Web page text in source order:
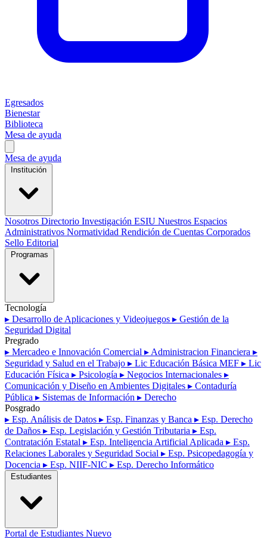
Egresados
Bienestar
Biblioteca
Mesa de ayuda
Mesa de ayuda
Nosotros Directorio Investigación ESIU Nuestros Espacios
Administrativos Normatividad Rendición de Cuentas Corporados
Sello Editorial
Tecnología
▸ Desarrollo de Aplicaciones y Videojuegos ▸ Gestión de la
Seguridad Digital
Pregrado
▸ Mercadeo e Innovación Comercial ▸ Administracion Financiera ▸
Seguridad y Salud en el Trabajo ▸ Lic Educación Básica MEF ▸ Lic
Educación Física ▸ Psicología ▸ Negocios Internacionales ▸
Comunicación y Diseño en Ambientes Digitales ▸ Contaduría
Pública ▸ Sistemas de Información ▸ Derecho
Posgrado
▸ Esp. Análisis de Datos ▸ Esp. Finanzas y Banca ▸ Esp. Derecho
de Daños ▸ Esp. Legislación y Gestión Tributaria ▸ Esp.
Contratación Estatal ▸ Esp. Inteligencia Artificial Aplicada ▸ Esp.
Relaciones Laborales y Seguridad Social ▸ Esp. Psicopedagogía y
Docencia ▸ Esp. NIIF-NIC ▸ Esp. Derecho Informático
Portal de Estudiantes Nuevo